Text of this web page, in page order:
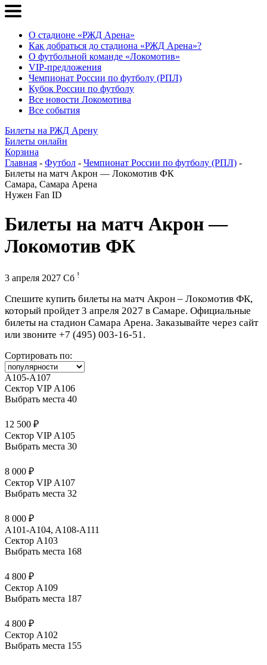
О стадионе «РЖД Арена»
Как добраться до стадиона «РЖД Арена»?
О футбольной команде «Локомотив»
VIP-предложения
Чемпионат России по футболу (РПЛ)
Кубок России по футболу
Все новости Локомотива
Все события
Билеты на РЖД Арену
Билеты онлайн
Корзина
Главная - Футбол - Чемпионат России по футболу (РПЛ) -
Билеты на матч Акрон — Локомотив ФК
Самара, Самара Арена
Нужен Fan ID
Билеты на матч Акрон —
Локомотив ФК
3 апреля 2027 Сб !
Спешите купить билеты на матч Акрон – Локомотив ФК,
который пройдет 3 апреля 2027 в Самаре. Официальные
билеты на стадион Самара Арена. Заказывайте через сайт
или звоните +7 (495) 003-16-51.
Сортировать по:
A105-A107
Сектор VIP А106
Выбрать места 40
12 500 ₽
Сектор VIP А105
Выбрать места 30
8 000 ₽
Сектор VIP А107
Выбрать места 32
8 000 ₽
A101-A104, A108-A111
Сектор А103
Выбрать места 168
4 800 ₽
Сектор А109
Выбрать места 187
4 800 ₽
Сектор А102
Выбрать места 155